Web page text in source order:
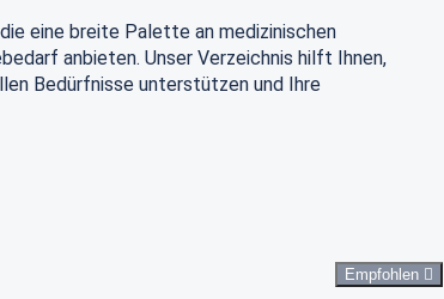
eine breite Palette an medizinischen
anbieten. Unser Verzeichnis hilft Ihnen,
Bedürfnisse unterstützen und Ihre
Empfohlen